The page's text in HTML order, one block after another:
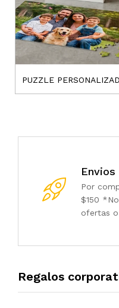
PUZZLE
Por
$150
ofertas
Regalos